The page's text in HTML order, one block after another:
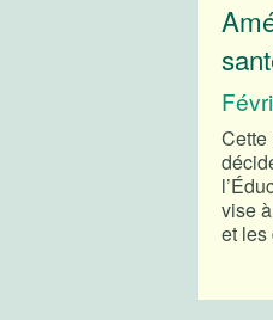
vise
et les